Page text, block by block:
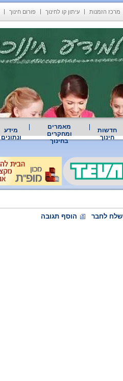
מרכז הזמנות עיתון קו לחינוך פורום חינוך
חדשות
חינוך
מאמרים
ומחקרים
בחינוך
מידע
ונתונים
שלח לחבר הוסף תגובה